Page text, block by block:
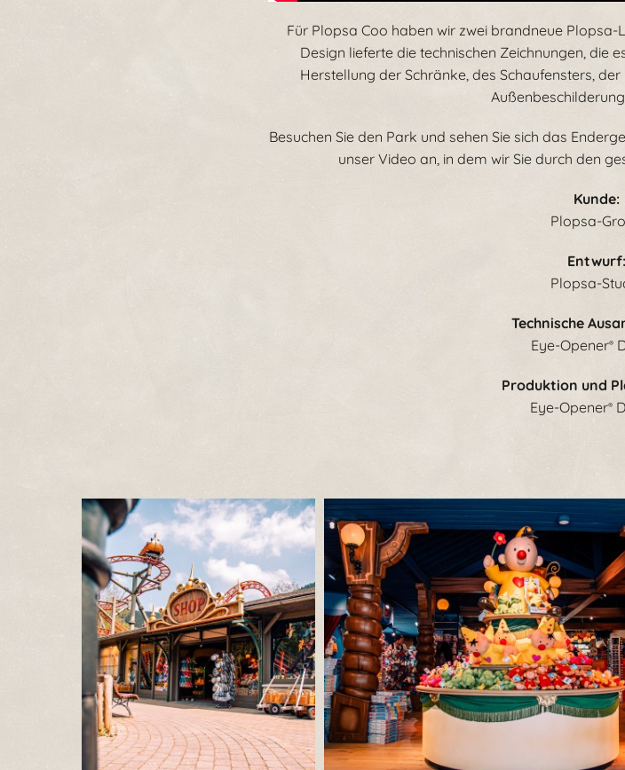
Für Plopsa Coo haben wir zwei brandneue
Design lieferte die technischen Zeichnungen, die
Herstellung der Schränke, des Schaufensters,
Besuchen Sie den Park und sehen Sie sich das
unser Video an, in dem wir Sie durch den
Kunde:
Plopsa-
Entwurf:
Plopsa-
Technische
Eye-Opener®
Produktion und
Eye-Opener®